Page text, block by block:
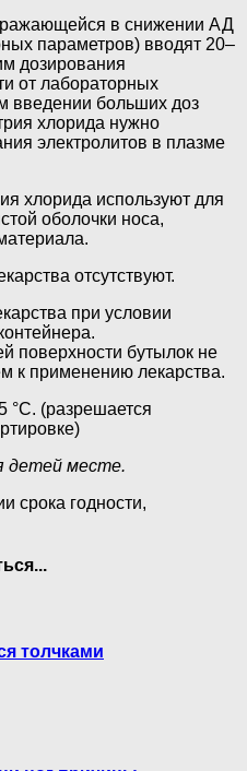
в снижении АД
параметров) вводят 20–
дозирования
от лабораторных
введении больших доз
хлорида нужно
электролитов в плазме
хлорида используют для
оболочки носа,
отсутствуют.
при условии
поверхности бутылок не
к применению лекарства.
(разрешается
детей месте.
срока годности,
толчками